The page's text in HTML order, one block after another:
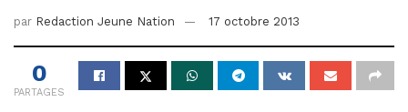
par Redaction Jeune Nation 17 octobre 2013
0
PARTAGES